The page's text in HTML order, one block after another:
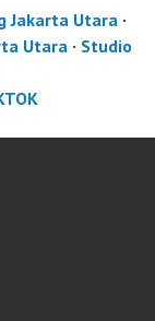
Jakarta Utara·
Utara · Studio